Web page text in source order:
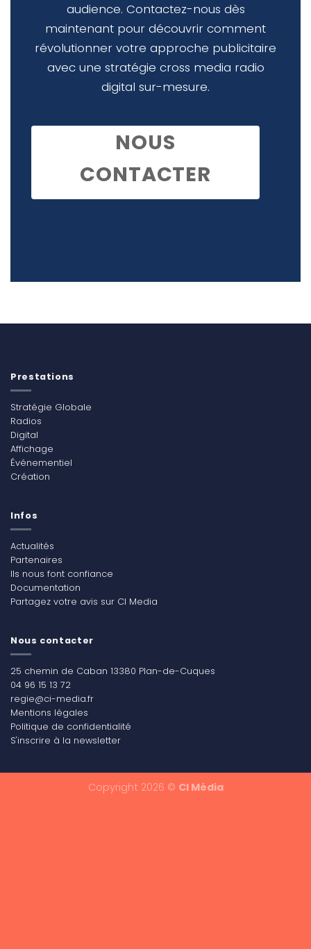
audience. Contactez-nous dès
maintenant pour découvrir comment
révolutionner votre approche publicitaire
avec une stratégie cross media radio
digital sur-mesure.
NOUS
CONTACTER
Prestations
Stratégie Globale
Radios
Digital
Affichage
Événementiel
Création
Infos
Actualités
Partenaires
Ils nous font confiance
Documentation
Partagez votre avis sur CI Media
Nous contacter
25 chemin de Caban 13380 Plan-de-Cuques
04 96 15 13 72
regie@ci-media.fr
Mentions légales
Politique de confidentialité
S'inscrire à la newsletter
Copyright 2026 © CI Média